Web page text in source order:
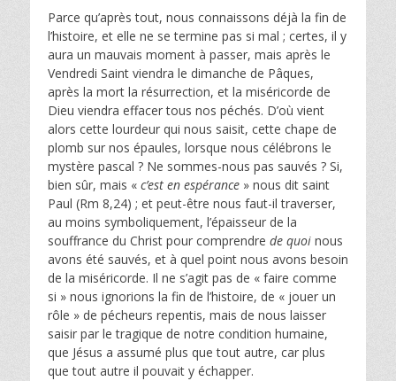
Parce qu’après tout, nous connaissons déjà la fin de
l’histoire, et elle ne se termine pas si mal ; certes, il y
aura un mauvais moment à passer, mais après le
Vendredi Saint viendra le dimanche de Pâques,
après la mort la résurrection, et la miséricorde de
Dieu viendra effacer tous nos péchés. D’où vient
alors cette lourdeur qui nous saisit, cette chape de
plomb sur nos épaules, lorsque nous célébrons le
mystère pascal ? Ne sommes-nous pas sauvés ? Si,
bien sûr, mais « c’est en espérance » nous dit saint
Paul (Rm 8,24) ; et peut-être nous faut-il traverser,
au moins symboliquement, l’épaisseur de la
souffrance du Christ pour comprendre de quoi nous
avons été sauvés, et à quel point nous avons besoin
de la miséricorde. Il ne s’agit pas de « faire comme
si » nous ignorions la fin de l’histoire, de « jouer un
rôle » de pécheurs repentis, mais de nous laisser
saisir par le tragique de notre condition humaine,
que Jésus a assumé plus que tout autre, car plus
que tout autre il pouvait y échapper.